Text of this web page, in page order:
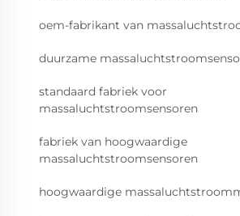
oem-fabrikant van
duurzame
standaard fabriek voor
massaluchtstroomsensoren
fabriek van hoogwaardige
massaluchtstroomsensoren
hoogwaardige